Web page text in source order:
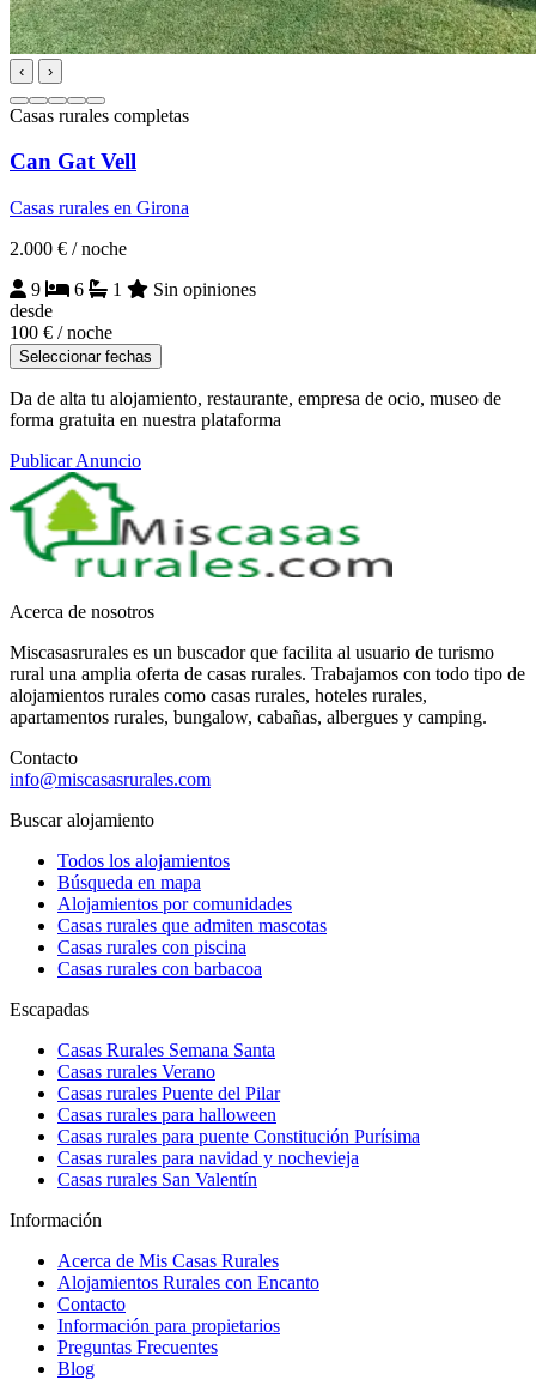
‹ ›
Casas rurales completas
Can Gat Vell
Casas rurales en Girona
2.000 € / noche
9
6 1
Sin opiniones
desde
100 € / noche
Seleccionar fechas
Da de alta tu alojamiento, restaurante, empresa de ocio, museo de
forma gratuita en nuestra plataforma
Publicar Anuncio
Acerca de nosotros
Miscasasrurales es un buscador que facilita al usuario de turismo
rural una amplia oferta de casas rurales. Trabajamos con todo tipo de
alojamientos rurales como casas rurales, hoteles rurales,
apartamentos rurales, bungalow, cabañas, albergues y camping.
Contacto
info@miscasasrurales.com
Buscar alojamiento
Todos los alojamientos
Búsqueda en mapa
Alojamientos por comunidades
Casas rurales que admiten mascotas
Casas rurales con piscina
Casas rurales con barbacoa
Escapadas
Casas Rurales Semana Santa
Casas rurales Verano
Casas rurales Puente del Pilar
Casas rurales para halloween
Casas rurales para puente Constitución Purísima
Casas rurales para navidad y nochevieja
Casas rurales San Valentín
Información
Acerca de Mis Casas Rurales
Alojamientos Rurales con Encanto
Contacto
Información para propietarios
Preguntas Frecuentes
Blog